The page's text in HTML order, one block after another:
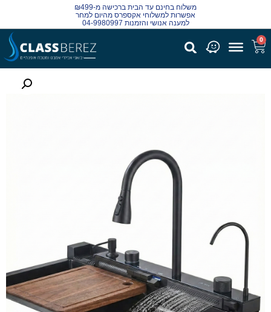
משלוח בחינם עד הבית ברכישה מ-₪499
אפשרות למשלוחי אקספרס מהיום למחר
למענה אנושי והזמנות 04-9980997
0